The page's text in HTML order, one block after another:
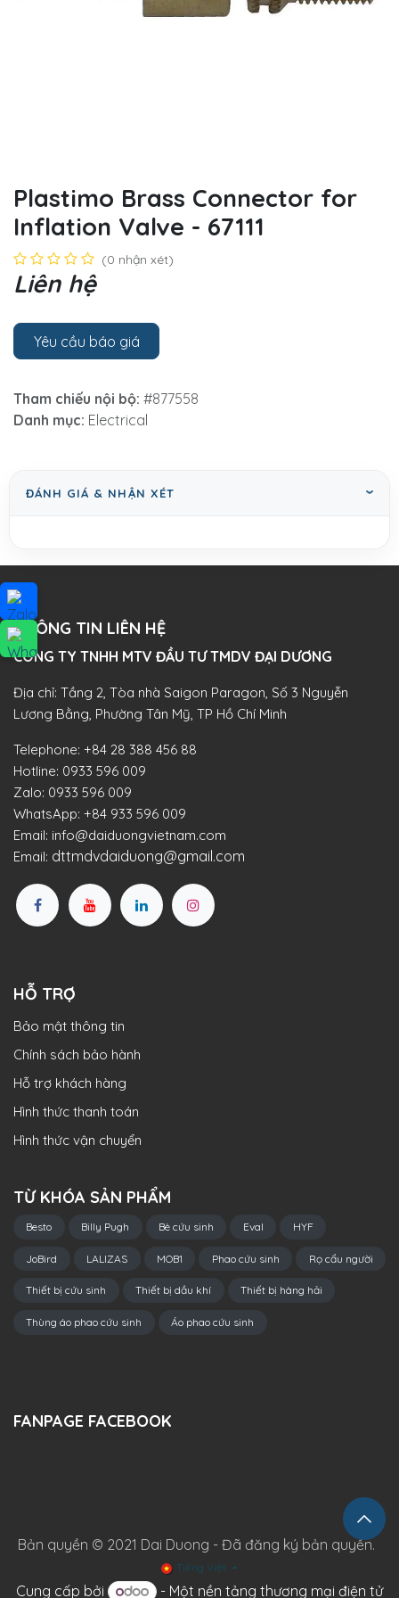
Plastimo Brass Connector for
Inflation Valve - 67111
(0 nhận xét)
Liên hệ
Yêu cầu báo giá
Tham chiếu nội bộ: #877558
Danh mục: Electrical
ĐÁNH GIÁ & NHẬN XÉT
THÔNG TIN LIÊN HỆ
CÔNG TY TNHH MTV ĐẦU TƯ TMDV ĐẠI DƯƠNG​
Địa chỉ: Tầng 2, Tòa nhà Saigon Paragon, Số 3 Nguyễn
Lương Bằng, Phường Tân Mỹ, TP Hồ Chí Minh
Telephone: +84 28 388 456 88
Hotline: 0933 596 009
Zalo: 0933 596 009
WhatsApp: +84 933 596 009
Email: info@daiduongvietnam.com
Email: dttmdvdaiduong@gmail.com
HỖ TRỢ
Bảo mật thông tin
Chính sách bảo hành
Hỗ trợ khách hàng
Hình thức thanh toán
Hình thức vận chuyển
TỪ KHÓA SẢN PHẨM
Besto Billy Pugh Bè cứu sinh Eval HYF
JoBird LALIZAS MOB1 Phao cứu sinh Rọ cẩu người
Thiết bị cứu sinh Thiết bị dầu khí Thiết bị hàng hải
Thùng áo phao cứu sinh Áo phao cứu sinh
FANPAGE FACEBOOK
Bản quyền © 2021 Dai Duong - Đã đăng ký bản quyền.
Tiếng Việt
Cung cấp bởi - Một nền tảng thương mại điện tử